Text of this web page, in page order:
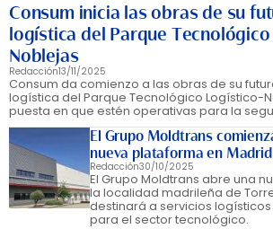
Consum inicia las obras de su
logística del Parque
Noblejas
Redacción13/11/2025
Consum da comienzo a las obras de su
logística del Parque Tecnológico Logístico-
puesta en que estén operativas para la
El Grupo Moldtrans
nueva plataforma en Madrid
Redacción30/10/2025
El Grupo Moldtrans abre una
la localidad madrileña de
destinará a servicios
para el sector tecnológico.